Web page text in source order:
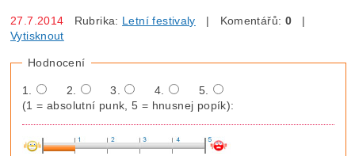
27.7.2014 Rubrika: Letní festivaly | Komentářů: 0 |
Vytisknout
Hodnocení
1. 2. 3. 4.
5.
(1 = absolutní punk, 5 = hnusnej popík):